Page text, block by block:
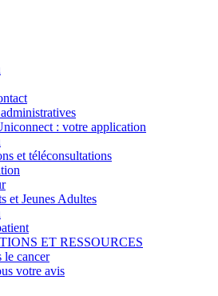
: votre application
et téléconsultations
et Jeunes Adultes
ET RESSOURCES
le cancer
votre avis